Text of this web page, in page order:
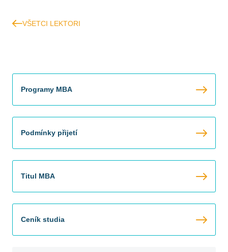
VŠETCI LEKTORI
Programy MBA
Podmínky přijetí
Titul MBA
Ceník studia